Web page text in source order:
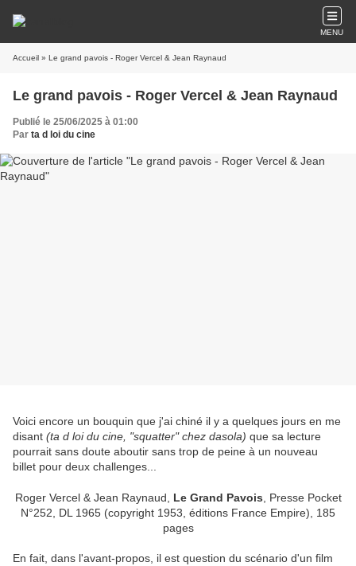
MENU
Accueil » Le grand pavois - Roger Vercel & Jean Raynaud
Le grand pavois - Roger Vercel & Jean Raynaud
Publié le 25/06/2025 à 01:00
Par ta d loi du cine
Voici encore un bouquin que j'ai chiné il y a quelques jours en me
disant (ta d loi du cine, "squatter" chez dasola) que sa lecture
pourrait sans doute aboutir sans trop de peine à un nouveau
billet pour deux challenges...
Roger Vercel & Jean Raynaud, Le Grand Pavois , Presse Pocket
N°252, DL 1965 (copyright 1953, éditions France Empire), 185
pages
En fait, dans l'avant-propos, il est question du scénario d'un film